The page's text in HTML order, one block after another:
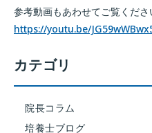
参考動画もあわせてご覧くださ
https://youtu.be/
カテゴリ
院長コラム
培養士ブログ